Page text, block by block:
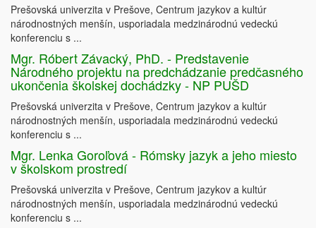
Prešovská univerzita v Prešove, Centrum jazykov a kultúr
národnostných menšín, usporiadala medzinárodnú vedeckú
konferenciu s ...
Mgr. Róbert Závacký, PhD. - Predstavenie
Národného projektu na predchádzanie predčasného
ukončenia školskej dochádzky - NP PUŠD
Prešovská univerzita v Prešove, Centrum jazykov a kultúr
národnostných menšín, usporiadala medzinárodnú vedeckú
konferenciu s ...
Mgr. Lenka Goroľová - Rómsky jazyk a jeho miesto
v školskom prostredí
Prešovská univerzita v Prešove, Centrum jazykov a kultúr
národnostných menšín, usporiadala medzinárodnú vedeckú
konferenciu s ...